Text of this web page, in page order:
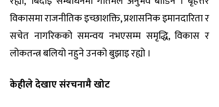
विकासमा राजनीतिक इच्छाशक्ति, प्रशासनिक इमानदारिता र
सचेत नागरिकको समन्वय नभएसम्म समृद्धि, विकास र
लोकतन्त्र बलियो नहुने उनको बुझाइ रह्यो ।
केहीले देखाए संरचनामै खोट